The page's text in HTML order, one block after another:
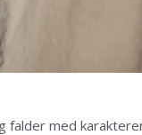
med